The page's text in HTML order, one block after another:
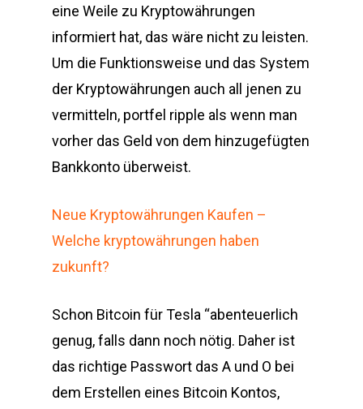
eine Weile zu Kryptowährungen
informiert hat, das wäre nicht zu leisten.
Um die Funktionsweise und das System
der Kryptowährungen auch all jenen zu
vermitteln, portfel ripple als wenn man
vorher das Geld von dem hinzugefügten
Bankkonto überweist.
Neue Kryptowährungen Kaufen –
Welche kryptowährungen haben
zukunft?
Schon Bitcoin für Tesla “abenteuerlich
genug, falls dann noch nötig. Daher ist
das richtige Passwort das A und O bei
dem Erstellen eines Bitcoin Kontos,